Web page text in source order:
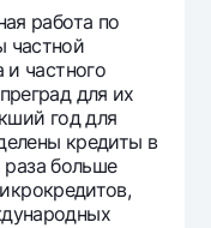
работа по
частной
и частного
для их
год для
кредиты в
раза больше